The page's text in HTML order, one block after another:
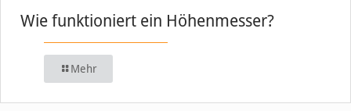
Wie funktioniert ein Höhenmesser?
Mehr